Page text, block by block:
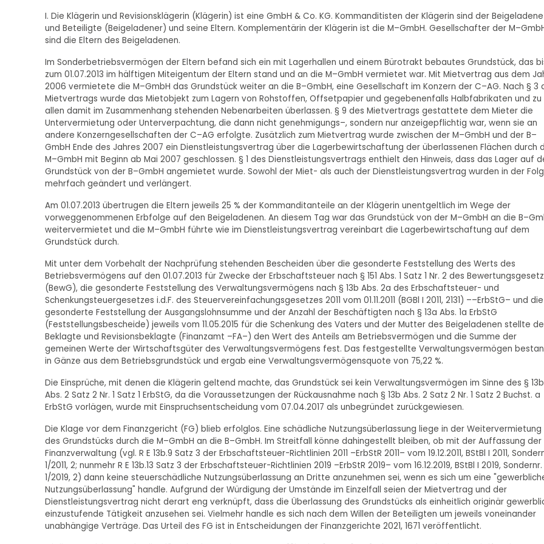
I. Die Klägerin und Revisionsklägerin (Klägerin) ist eine GmbH & Co. KG. Kommanditisten der Klägerin sind der Beigeladene
und Beteiligte (Beigeladener) und seine Eltern. Komplementärin der Klägerin ist die M–GmbH. Gesellschafter der
sind die Eltern des Beigeladenen.
Im Sonderbetriebsvermögen der Eltern befand sich ein mit Lagerhallen und einem Bürotrakt bebautes Grundstück, das
zum 01.07.2013 im hälftigen Miteigentum der Eltern stand und an die M–GmbH vermietet war. Mit Mietvertrag aus dem
2006 vermietete die M–GmbH das Grundstück weiter an die B–GmbH, eine Gesellschaft im Konzern der C–AG. Nach § 3
Mietvertrags wurde das Mietobjekt zum Lagern von Rohstoffen, Offsetpapier und gegebenenfalls Halbfabrikaten und zu
allen damit im Zusammenhang stehenden Nebenarbeiten überlassen. § 9 des Mietvertrags gestattete dem Mieter die
Untervermietung oder Unterverpachtung, die dann nicht genehmigungs–, sondern nur anzeigepflichtig war, wenn sie an
andere Konzerngesellschaften der C–AG erfolgte. Zusätzlich zum Mietvertrag wurde zwischen der M–GmbH und der B–
GmbH Ende des Jahres 2007 ein Dienstleistungsvertrag über die Lagerbewirtschaftung der überlassenen Flächen durch
M–GmbH mit Beginn ab Mai 2007 geschlossen. § 1 des Dienstleistungsvertrags enthielt den Hinweis, dass das Lager auf
Grundstück von der B–GmbH angemietet wurde. Sowohl der Miet- als auch der Dienstleistungsvertrag wurden in der
mehrfach geändert und verlängert.
Am 01.07.2013 übertrugen die Eltern jeweils 25 % der Kommanditanteile an der Klägerin unentgeltlich im Wege der
vorweggenommenen Erbfolge auf den Beigeladenen. An diesem Tag war das Grundstück von der M–GmbH an die
weitervermietet und die M–GmbH führte wie im Dienstleistungsvertrag vereinbart die Lagerbewirtschaftung auf dem
Grundstück durch.
Mit unter dem Vorbehalt der Nachprüfung stehenden Bescheiden über die gesonderte Feststellung des Werts des
Betriebsvermögens auf den 01.07.2013 für Zwecke der Erbschaftsteuer nach § 151 Abs. 1 Satz 1 Nr. 2 des
(BewG), die gesonderte Feststellung des Verwaltungsvermögens nach § 13b Abs. 2a des Erbschaftsteuer- und
Schenkungsteuergesetzes i.d.F. des Steuervereinfachungsgesetzes 2011 vom 01.11.2011 (BGBl I 2011, 2131) ––ErbStG– und die
gesonderte Feststellung der Ausgangslohnsumme und der Anzahl der Beschäftigten nach § 13a Abs. 1a ErbStG
(Feststellungsbescheide) jeweils vom 11.05.2015 für die Schenkung des Vaters und der Mutter des Beigeladenen stellte
Beklagte und Revisionsbeklagte (Finanzamt –FA–) den Wert des Anteils am Betriebsvermögen und die Summe der
gemeinen Werte der Wirtschaftsgüter des Verwaltungsvermögens fest. Das festgestellte Verwaltungsvermögen
in Gänze aus dem Betriebsgrundstück und ergab eine Verwaltungsvermögensquote von 75,22 %.
Die Einsprüche, mit denen die Klägerin geltend machte, das Grundstück sei kein Verwaltungsvermögen im Sinne des § 13b
Abs. 2 Satz 2 Nr. 1 Satz 1 ErbStG, da die Voraussetzungen der Rückausnahme nach § 13b Abs. 2 Satz 2 Nr. 1 Satz 2 Buchst. a
ErbStG vorlägen, wurde mit Einspruchsentscheidung vom 07.04.2017 als unbegründet zurückgewiesen.
Die Klage vor dem Finanzgericht (FG) blieb erfolglos. Eine schädliche Nutzungsüberlassung liege in der Weitervermietung
des Grundstücks durch die M–GmbH an die B–GmbH. Im Streitfall könne dahingestellt bleiben, ob mit der Auffassung der
Finanzverwaltung (vgl. R E 13b.9 Satz 3 der Erbschaftsteuer-Richtlinien 2011 –ErbStR 2011– vom 19.12.2011, BStBl I 2011,
1/2011, 2; nunmehr R E 13b.13 Satz 3 der Erbschaftsteuer-Richtlinien 2019 –ErbStR 2019– vom 16.12.2019, BStBl I 2019, Sondernr.
1/2019, 2) dann keine steuerschädliche Nutzungsüberlassung an Dritte anzunehmen sei, wenn es sich um eine
Nutzungsüberlassung" handle. Aufgrund der Würdigung der Umstände im Einzelfall seien der Mietvertrag und der
Dienstleistungsvertrag nicht derart eng verknüpft, dass die Überlassung des Grundstücks als einheitlich originär
einzustufende Tätigkeit anzusehen sei. Vielmehr handle es sich nach dem Willen der Beteiligten um jeweils voneinander
unabhängige Verträge. Das Urteil des FG ist in Entscheidungen der Finanzgerichte 2021, 1671 veröffentlicht.